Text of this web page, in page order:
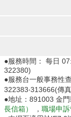
●服務時間： 每日
322380)
●服務台一般事務性
322383‧313666(傳
●地址：891003 金
長信箱）
， 職場申